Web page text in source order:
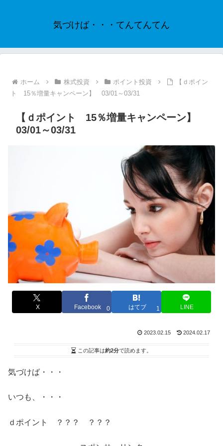
気づけば・・・てんてんてん
ホーム 株式投資 ポイント投資
【ｄポイン
ト 15％増量キャンペーン】 03/01～03/31
【ｄポイント 15％増量キャンペーン】
03/01～03/31
X Facebook 0 はてブ 1 LINE
2023.02.15 2024.02.17
この記事は約2分で読めます。
気づけば・・・
いつも、・・・
ｄポイント ？？？ ？？？